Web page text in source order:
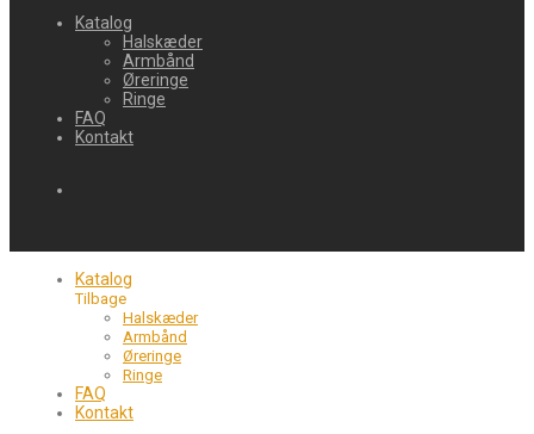
Katalog
Halskæder
Armbånd
Øreringe
Ringe
FAQ
Kontakt
Katalog
Tilbage
Halskæder
Armbånd
Øreringe
Ringe
FAQ
Kontakt